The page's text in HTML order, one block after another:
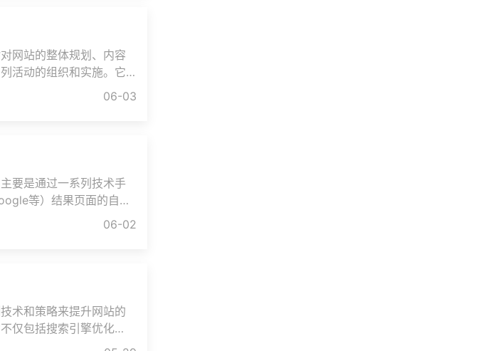
网站的整体规划、内容
活动的组织和实施。它
06-03
要是通过一系列技术手
等）结果页面的自然
06-02
术和策略来提升网站的
仅包括搜索引擎优化